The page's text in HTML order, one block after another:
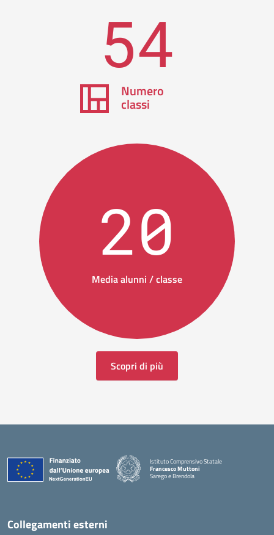
54
Numero
classi
20
Media alunni / classe
Scopri di più
Istituto Comprensivo Statale
Francesco Muttoni
Sarego e Brendola
— Visita la pagina iniziale della scuola
Collegamenti esterni